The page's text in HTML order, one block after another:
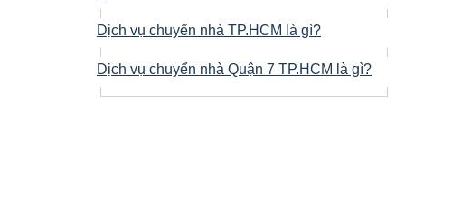
Dịch vụ chuyển nhà TP.HCM là gì?
Dịch vụ chuyển nhà Quận 7 TP.HCM là gì?